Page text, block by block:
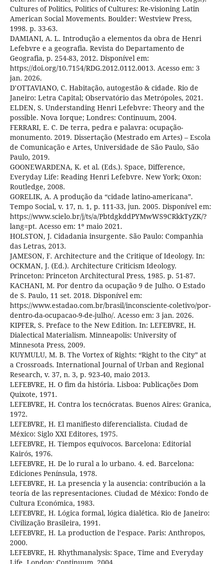
Cultures of Politics, Politics of Cultures: Re-visioning Latin
American Social Movements. Boulder: Westview Press,
1998. p. 33-63.
DAMIANI, A. L. Introdução a elementos da obra de Henri
Lefebvre e a geografia. Revista do Departamento de
Geografia, p. 254-83, 2012. Disponível em:
https://doi.org/10.7154/RDG.2012.0112.0013. Acesso em: 3
jan. 2026.
D’OTTAVIANO, C. Habitação, autogestão & cidade. Rio de
Janeiro: Letra Capital; Observatório das Metrópoles, 2021.
ELDEN, S. Understanding Henri Lefebvre: Theory and the
possible. Nova Iorque; Londres: Continuum, 2004.
FERRARI, E. C. De terra, pedra e palavra: ocupação-
monumento. 2019. Dissertação (Mestrado em Artes) – Escola
de Comunicação e Artes, Universidade de São Paulo, São
Paulo, 2019.
GOONEWARDENA, K. et al. (Eds.). Space, Difference,
Everyday Life: Reading Henri Lefebvre. New York; Oxon:
Routledge, 2008.
GORELIK, A. A produção da “cidade latino-americana”.
Tempo Social, v. 17, n. 1, p. 111-33, jun. 2005. Disponível em:
https://www.scielo.br/j/ts/a/PbtdgkddPYMwWS9CRkkTyZK/?
lang=pt. Acesso em: 1º maio 2021.
HOLSTON, J. Cidadania insurgente. São Paulo: Companhia
das Letras, 2013.
JAMESON, F. Architecture and the Critique of Ideology. In:
OCKMAN, J. (Ed.). Architecture Criticism Ideology.
Princeton: Princeton Architectural Press, 1985. p. 51-87.
KACHANI, M. Por dentro da ocupação 9 de Julho. O Estado
de S. Paulo, 11 set. 2018. Disponível em:
https://www.estadao.com.br/brasil/inconsciente-coletivo/por-
dentro-da-ocupacao-9-de-julho/. Acesso em: 3 jan. 2026.
KIPFER, S. Preface to the New Edition. In: LEFEBVRE, H.
Dialectical Materialism. Minneapolis: University of
Minnesota Press, 2009.
KUYMULU, M. B. The Vortex of Rights: “Right to the City” at
a Crossroads. International Journal of Urban and Regional
Research, v. 37, n. 3, p. 923-40, maio 2013.
LEFEBVRE, H. O fim da história. Lisboa: Publicações Dom
Quixote, 1971.
LEFEBVRE, H. Contra los tecnócratas. Buenos Aires: Granica,
1972.
LEFEBVRE, H. El manifiesto diferencialista. Ciudad de
México: Siglo XXI Editores, 1975.
LEFEBVRE, H. Tiempos equívocos. Barcelona: Editorial
Kairós, 1976.
LEFEBVRE, H. De lo rural a lo urbano. 4. ed. Barcelona:
Ediciones Península, 1978.
LEFEBVRE, H. La presencia y la ausencia: contribución a la
teoría de las representaciones. Ciudad de México: Fondo de
Cultura Económica, 1983.
LEFEBVRE, H. Lógica formal, lógica dialética. Rio de Janeiro:
Civilização Brasileira, 1991.
LEFEBVRE, H. La production de l’espace. Paris: Anthropos,
2000.
LEFEBVRE, H. Rhythmanalysis: Space, Time and Everyday